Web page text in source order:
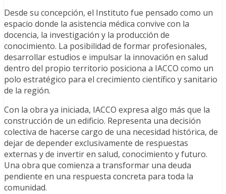
Desde su concepción, el Instituto fue pensado como un
espacio donde la asistencia médica convive con la
docencia, la investigación y la producción de
conocimiento. La posibilidad de formar profesionales,
desarrollar estudios e impulsar la innovación en salud
dentro del propio territorio posiciona a IACCO como un
polo estratégico para el crecimiento científico y sanitario
de la región.
Con la obra ya iniciada, IACCO expresa algo más que la
construcción de un edificio. Representa una decisión
colectiva de hacerse cargo de una necesidad histórica, de
dejar de depender exclusivamente de respuestas
externas y de invertir en salud, conocimiento y futuro.
Una obra que comienza a transformar una deuda
pendiente en una respuesta concreta para toda la
comunidad.